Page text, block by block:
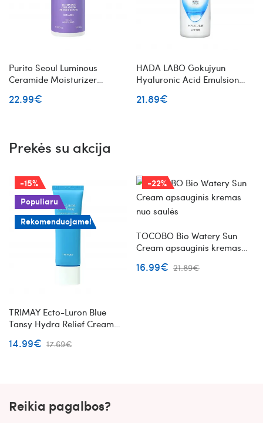
Purito Seoul Luminous
Ceramide Moisturizer
keramidais
22.99€
HADA LABO Gokujyun
Hyaluronic Acid Emulsion
rūgštimi
21.89€
Prekės su akcija
-15%
Populiaru
Rekomenduojame!
TRIMAY Ecto-Luron Blue
Tansy Hydra Relief Cream
alavijais
14.99€ 17.69€
-22%
TOCOBO Bio Watery Sun
Cream apsauginis kremas
16.99€ 21.89€
Reikia pagalbos?